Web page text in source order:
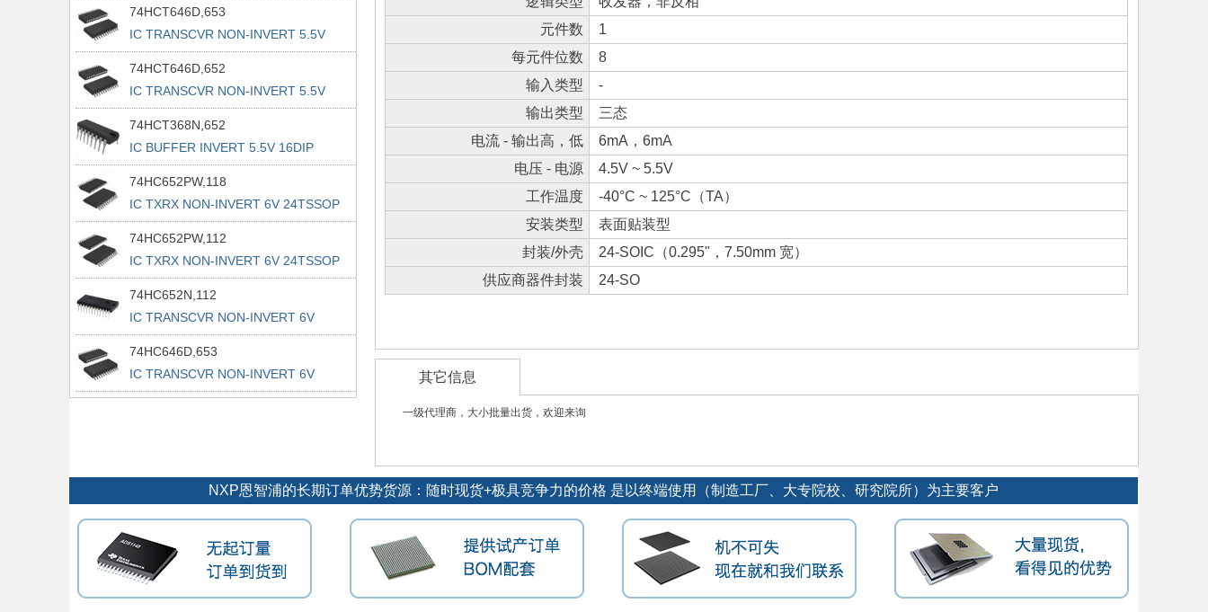
74HCT646D,653
IC TRANSCVR NON-INVERT 5.5V
24SO
74HCT646D,652
IC TRANSCVR NON-INVERT 5.5V
24SO
74HCT368N,652
IC BUFFER INVERT 5.5V 16DIP
74HC652PW,118
IC TXRX NON-INVERT 6V 24TSSOP
74HC652PW,112
IC TXRX NON-INVERT 6V 24TSSOP
74HC652N,112
IC TRANSCVR NON-INVERT 6V
24DIP
74HC646D,653
IC TRANSCVR NON-INVERT 6V
24SO
元件数
1
每元件位数
8
输入类型
-
输出类型
三态
电流 - 输出高，低
6mA，6mA
电压 - 电源
4.5V ~ 5.5V
工作温度
-40°C ~ 125°C（TA）
安装类型
表面贴装型
封装/外壳
24-SOIC（0.295"，7.50mm 宽）
供应商器件封装
24-SO
其它信息
一级代理商，大小批量出货，欢迎来询
NXP恩智浦的长期订单优势货源：随时现货+极具竞争力的价格 是以终端使用（制造工厂、大专院校、研究院所）为主要客户